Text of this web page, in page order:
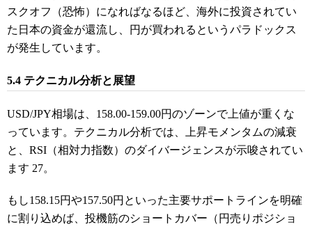
スクオフ（恐怖）になればなるほど、海外に投資されてい
た日本の資金が還流し、円が買われるというパラドックス
が発生しています。
5.4 テクニカル分析と展望
USD/JPY相場は、158.00-159.00円のゾーンで上値が重くな
っています。テクニカル分析では、上昇モメンタムの減衰
と、RSI（相対力指数）のダイバージェンスが示唆されてい
ます 27。
もし158.15円や157.50円といった主要サポートラインを明確
に割り込めば、投機筋のショートカバー（円売りポジショ